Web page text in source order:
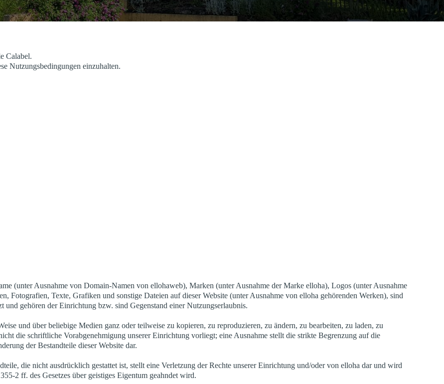
Calabel.
Nutzungsbedingungen einzuhalten.
(unter Ausnahme von Domain-Namen von ellohaweb), Marken (unter Ausnahme der Marke elloha), Logos (unter Ausnahme
Fotografien, Texte, Grafiken und sonstige Dateien auf dieser Website (unter Ausnahme von elloha gehörenden Werken), sind
und gehören der Einrichtung bzw. sind Gegenstand einer Nutzungserlaubnis.
und über beliebige Medien ganz oder teilweise zu kopieren, zu reproduzieren, zu ändern, zu bearbeiten, zu laden, zu
die schriftliche Vorabgenehmigung unserer Einrichtung vorliegt; eine Ausnahme stellt die strikte Begrenzung auf die
der Bestandteile dieser Website dar.
die nicht ausdrücklich gestattet ist, stellt eine Verletzung der Rechte unserer Einrichtung und/oder von elloha dar und wird
2 ff. des Gesetzes über geistiges Eigentum geahndet wird.